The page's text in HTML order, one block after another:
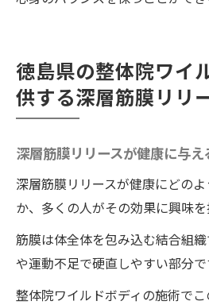
徳島県の整体院ワイ
供する深層筋膜リリ
深層筋膜リリースが健康に与え
深層筋膜リリースが健康にどの
か、多くの人がその効果に興味を
筋膜は体全体を包み込む結合組
や運動不足で硬直しやすい部分で
整体院ワイルドボディの施術で